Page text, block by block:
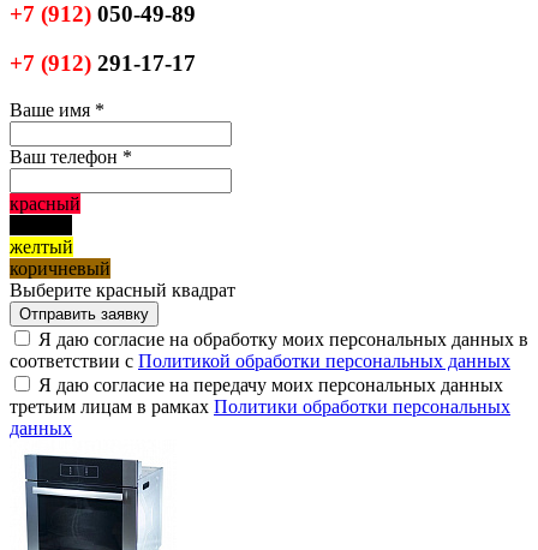
+7 (912) 050-49-89
+7 (912) 291-17-17
Ваше имя *
Ваш телефон *
красный
желтый
коричневый
Выберите красный квадрат
Я даю согласие на обработку моих персональных данных в
соответствии с Политикой обработки персональных данных
Я даю согласие на передачу моих персональных данных
третьим лицам в рамках Политики обработки персональных
данных